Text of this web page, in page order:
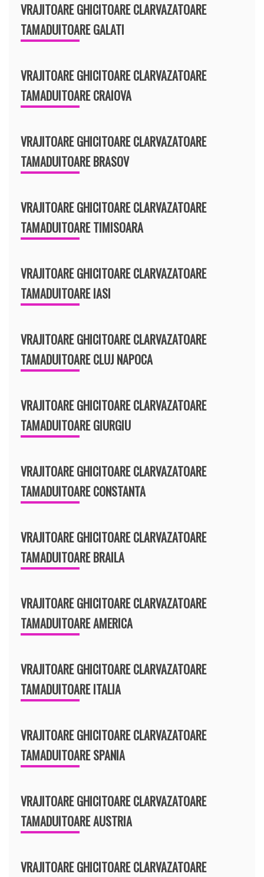
VRAJITOARE GHICITOARE CLARVAZATOARE
TAMADUITOARE GALATI
VRAJITOARE GHICITOARE CLARVAZATOARE
TAMADUITOARE CRAIOVA
VRAJITOARE GHICITOARE CLARVAZATOARE
TAMADUITOARE BRASOV
VRAJITOARE GHICITOARE CLARVAZATOARE
TAMADUITOARE TIMISOARA
VRAJITOARE GHICITOARE CLARVAZATOARE
TAMADUITOARE IASI
VRAJITOARE GHICITOARE CLARVAZATOARE
TAMADUITOARE CLUJ NAPOCA
VRAJITOARE GHICITOARE CLARVAZATOARE
TAMADUITOARE GIURGIU
VRAJITOARE GHICITOARE CLARVAZATOARE
TAMADUITOARE CONSTANTA
VRAJITOARE GHICITOARE CLARVAZATOARE
TAMADUITOARE BRAILA
VRAJITOARE GHICITOARE CLARVAZATOARE
TAMADUITOARE AMERICA
VRAJITOARE GHICITOARE CLARVAZATOARE
TAMADUITOARE ITALIA
VRAJITOARE GHICITOARE CLARVAZATOARE
TAMADUITOARE SPANIA
VRAJITOARE GHICITOARE CLARVAZATOARE
TAMADUITOARE AUSTRIA
VRAJITOARE GHICITOARE CLARVAZATOARE